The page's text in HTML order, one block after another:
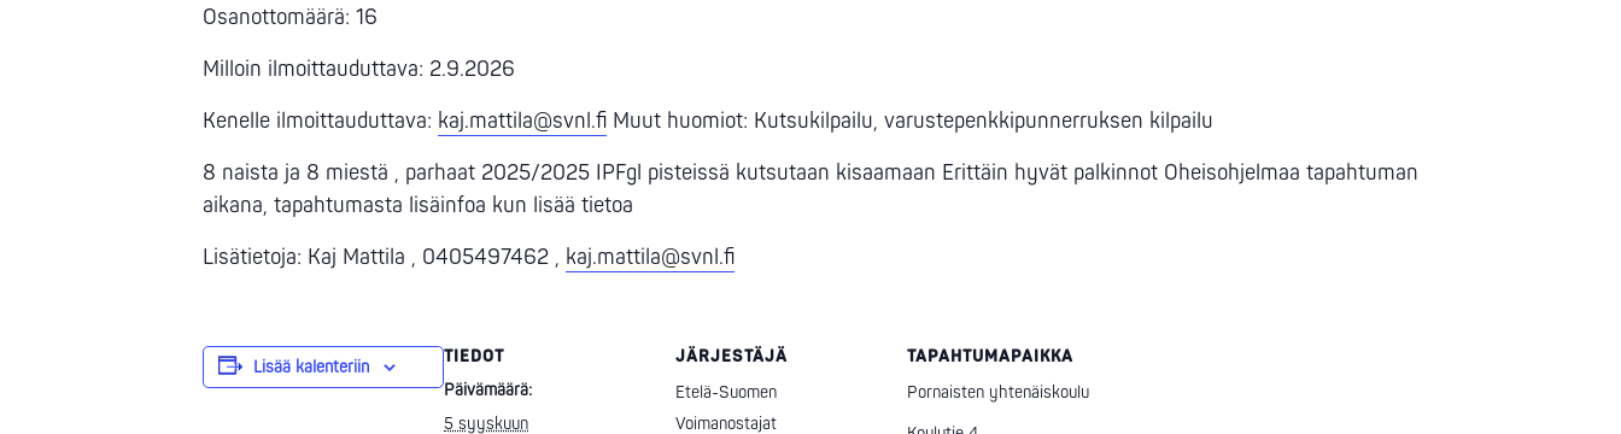
Osanottomäärä: 16
Milloin ilmoittauduttava: 2.9.2026
Kenelle ilmoittauduttava: kaj.mattila@svnl.fi Muut huomiot: Kutsukilpailu, varustepenkkipunnerruksen kilpailu
8 naista ja 8 miestä , parhaat 2025/2025 IPFgl pisteissä kutsutaan kisaamaan Erittäin hyvät palkinnot Oheisohjelmaa tapahtuman
aikana, tapahtumasta lisäinfoa kun lisää tietoa
Lisätietoja: Kaj Mattila , 0405497462 , kaj.mattila@svnl.fi
Lisää kalenteriin
TIEDOT
Päivämäärä:
5 syyskuun
JÄRJESTÄJÄ
Etelä-Suomen
Voimanostajat
TAPAHTUMAPAIKKA
Pornaisten yhtenäiskoulu